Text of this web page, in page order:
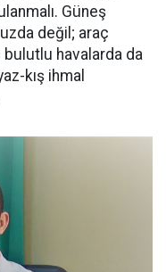
Güneş
değil; araç
bulutlu havalarda da
kış ihmal